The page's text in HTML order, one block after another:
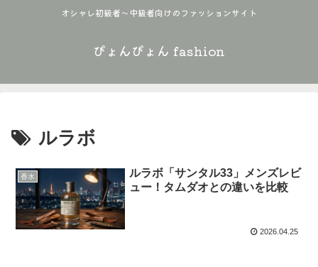
オシャレ初級者〜中級者向けのファッションサイト
ぴょんぴょん fashion
ルラボ
香水
ルラボ「サンタル33」メンズレビ
ュー！タムダオとの違いを比較
2026.04.25